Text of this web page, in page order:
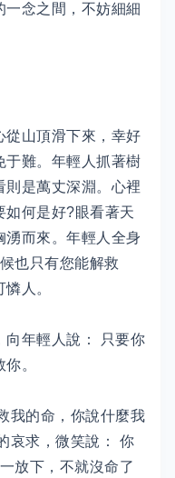
念之間，不妨細細
山頂滑下來，幸好
于難。年輕人抓著樹
是萬丈深淵。心裡
如何是好?眼看著天
而來。年輕人全身
也只有您能解救
人。
向年輕人說： 只要你
。
我的命，你說什麼我
哀求，微笑說： 你
放下，不就沒命了